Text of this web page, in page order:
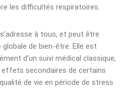
les difficultés respiratoires.
à tous, et peut être
de bien-être. Elle est
d’un suivi médical classique,
secondaires de certains
de vie en période de stress